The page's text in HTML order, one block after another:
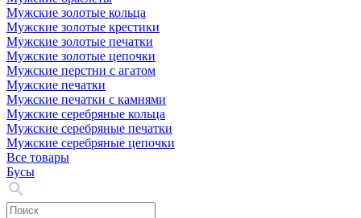
Мужские золотые кольца
Мужские золотые крестики
Мужские золотые печатки
Мужские золотые цепочки
Мужские перстни с агатом
Мужские печатки
Мужские печатки с камнями
Мужские серебряные кольца
Мужские серебряные печатки
Мужские серебряные цепочки
Все товары
Бусы